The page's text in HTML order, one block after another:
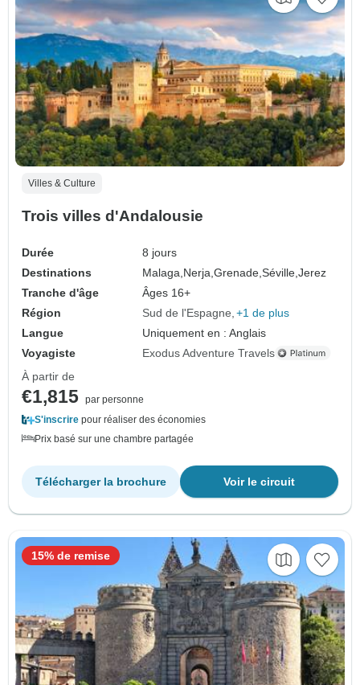
Villes & Culture
Trois villes d'Andalousie
Durée
8 jours
Destinations
Malaga, Nerja,Grenade,Séville,Jerez
Tranche d'âge
Âges 16+
Région
Sud de l'Espagne +1 de plus
Langue
Uniquement en : Anglais
Voyagiste
Exodus Adventure Travels
À partir de
€1,815 par personne
S'inscrire pour réaliser des économies
Prix basé sur une chambre partagée
Voir le circuit
Télécharger la brochure
15% de remise